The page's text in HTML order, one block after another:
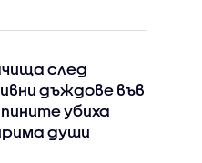
след
дъждове във
убиха
души